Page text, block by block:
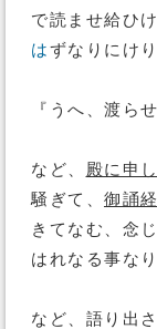
で読ませ給ひけ
はずなりにけり
『うへ、渡ら
など、 殿に申
騒ぎて、 御誦経
きてなむ、念
はれなる事なり
など、語り出